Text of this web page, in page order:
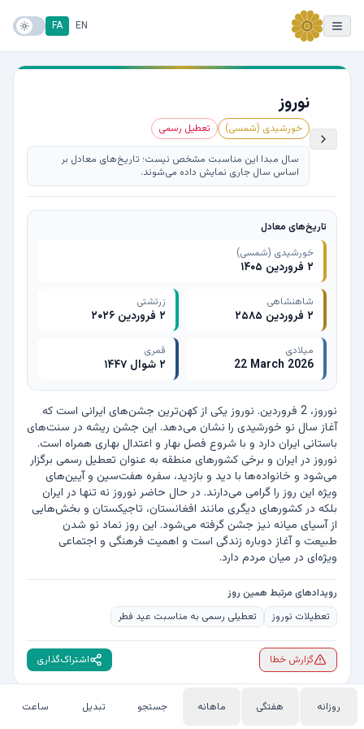
EN
FA
نوروز
خورشیدی (شمسی) تعطیل رسمی
سال مبدا این مناسبت مشخص نیست؛ تاریخ‌های معادل بر
اساس سال جاری نمایش داده می‌شوند.
تاریخ‌های معادل
خورشیدی (شمسی)
۲ فروردین ۱۴۰۵
شاهنشاهی
۲ فروردین ۲۵۸۵
زرتشتی
۲ فروردین ۲۰۲۶
میلادی
22 March 2026
قمری
۲ شوال ۱۴۴۷
ویژه‌ای در میان مردم دارد.
رویدادهای مرتبط همین روز
تعطیلات نوروز
تعطیلی رسمی به مناسبت عید فطر
گزارش خطا اشتراک‌گذاری
روزانه هفتگی ماهانه جستجو تبدیل ساعت